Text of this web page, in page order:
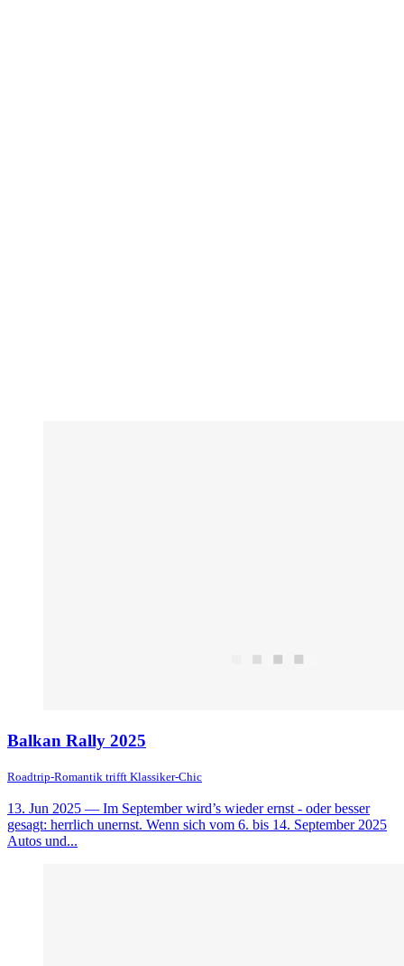
Balkan Rally 2025
Roadtrip-Romantik trifft Klassiker-Chic
13. Jun 2025 — Im September wird’s wieder ernst - oder besser
gesagt: herrlich unernst. Wenn sich vom 6. bis 14. September 2025
Autos und...